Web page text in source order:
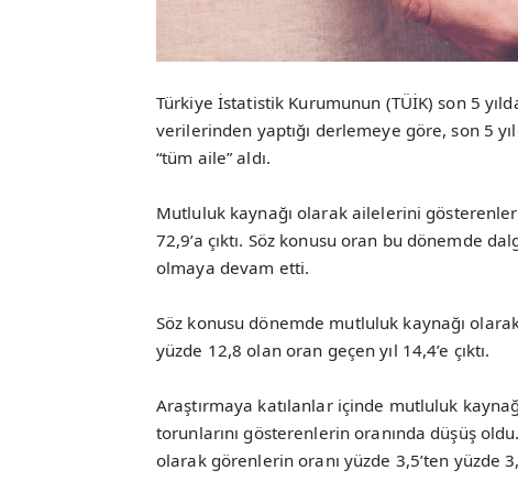
Türkiye İstatistik Kurumunun (TÜİK) son 5
verilerinden yaptığı derlemeye göre, son 5
“tüm aile” aldı.
Mutluluk kaynağı olarak ailelerini
72,9’a çıktı. Söz konusu oran bu dönemde
olmaya devam etti.
Söz konusu dönemde mutluluk kaynağı
yüzde 12,8 olan oran geçen yıl 14,4’e çıktı.
Araştırmaya katılanlar içinde mutluluk
torunlarını gösterenlerin oranında düşüş
olarak görenlerin oranı yüzde 3,5’ten yüzde